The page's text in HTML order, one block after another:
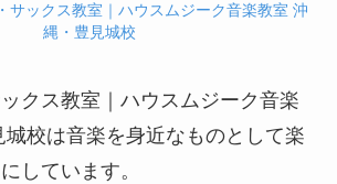
サックス教室｜ハウスムジーク音楽教室 沖
縄・豊見城校
クス教室｜ハウスムジーク音楽
校は音楽を身近なものとして楽
しています。